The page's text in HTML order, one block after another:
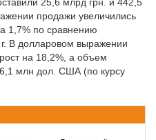
продажи увеличились
1,7% по сравнению
В долларовом выражении
на 18,2%, а объем
млн дол. США (по курсу